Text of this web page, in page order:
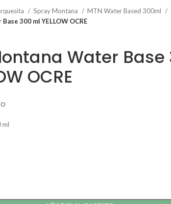
Spray Montana
MTN Water Based 300ml
300 ml YELLOW OCRE
Water Base
OCRE
ml